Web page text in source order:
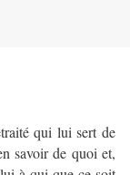
qui lui sert de
savoir de quoi et,